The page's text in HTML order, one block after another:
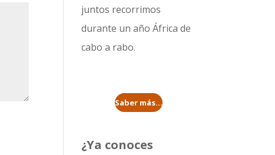
juntos recorrimos
durante un añoÁfrica de
cabo a rabo.
Saber más...
¿Ya conoces